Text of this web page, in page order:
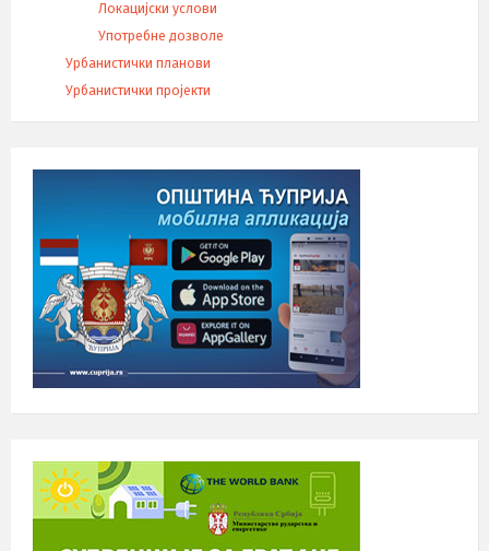
Локацијски услови
Употребне дозволе
Урбанистички планови
Урбанистички пројекти